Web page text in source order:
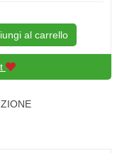
al carrello